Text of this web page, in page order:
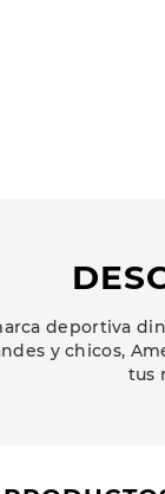
deportiva
y chicos,
tus